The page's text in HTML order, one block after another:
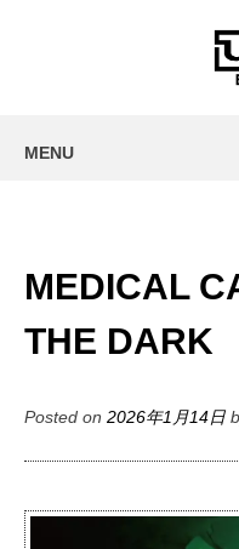
MENU
MEDICAL
THE DARK
Posted on 2026年1月14日